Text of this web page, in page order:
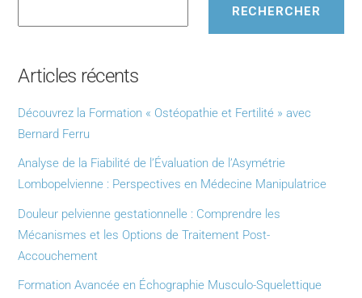
RECHERCHER
Articles récents
Découvrez la Formation « Ostéopathie et Fertilité » avec
Bernard Ferru
Analyse de la Fiabilité de l’Évaluation de l’Asymétrie
Lombopelvienne : Perspectives en Médecine Manipulatrice
Douleur pelvienne gestationnelle : Comprendre les
Mécanismes et les Options de Traitement Post-
Accouchement
Formation Avancée en Échographie Musculo-Squelettique